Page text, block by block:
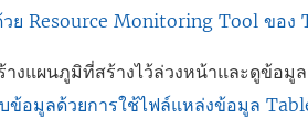
ย Resource Monitoring Tool ของ
แผนภูมิที่สร้างไว้ล่วงหน้าและดูข้อมูล
ข้อมูลด้วยการใช้ไฟล์แหล่งข้อมูล